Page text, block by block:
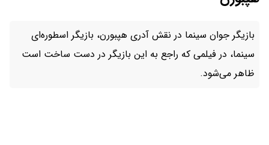
بازیگر جوان سینما در نقش آدری هپبورن، بازیگر اسطوره‌ای
سینما، در فیلمی که راجع به این بازیگر در دست ساخت است
ظاهر می‌شود.